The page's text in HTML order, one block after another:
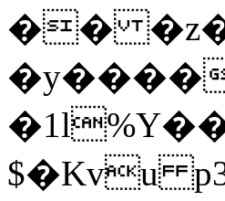
��
�y����
$�Kvu